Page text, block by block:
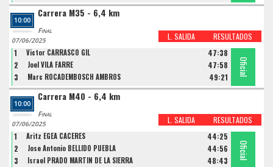
10:00
Carrera M35 - 6,4 km
Final
L. SALIDA RESULTADOS
07/06/2025
1 Victor CARRASCO GIL 47:38
Oficial
2 Joel VILA FARRE 47:58 Oficial
3 Marc ROCADEMBOSCH AMBROS 49:21
Oficial
10:00
Carrera M40 - 6,4 km
Final
L. SALIDA RESULTADOS
07/06/2025
1 Aritz EGEA CACERES 44:25
Oficial
2 Jose Antonio BELLIDO PUEBLA 44:56 Oficial
3 Israel PRADO MARTIN DE LA SIERRA 48:43
Oficial